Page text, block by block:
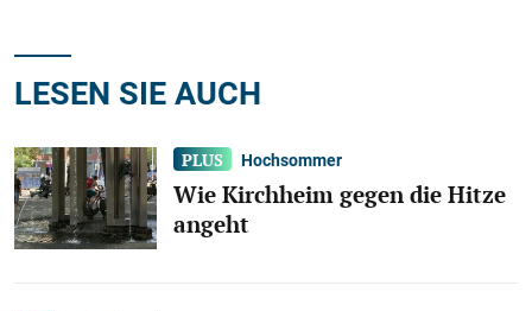
LESEN SIE AUCH
Hochsommer
Wie Kirchheim gegen die Hitze
angeht